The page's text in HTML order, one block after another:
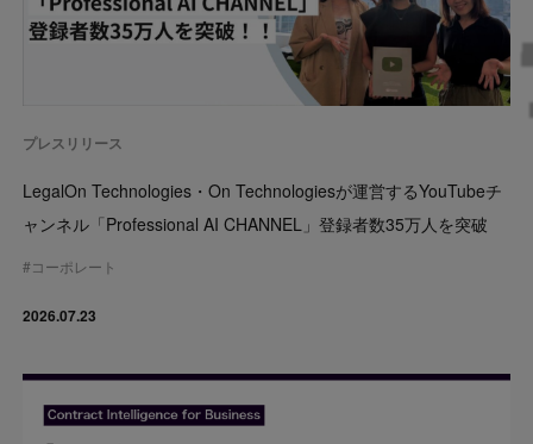
プレスリリース
LegalOn Technologies・On Technologiesが運営するYouTubeチ
ャンネル「Professional AI CHANNEL」登録者数35万人を突破
#コーポレート
2026.07.23